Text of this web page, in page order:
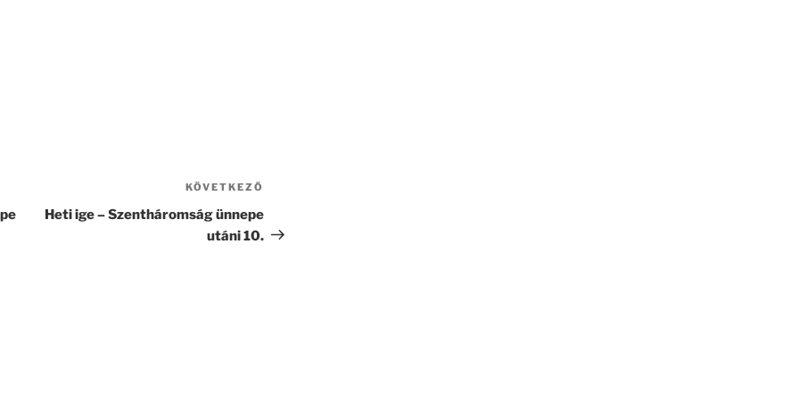
KÖVETKEZŐ
Heti ige – Szentháromság ünnepe
utáni 10.